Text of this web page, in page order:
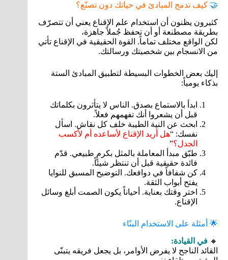
🤝 كيف تدمج المبادئ في حياتك دون تصنّع؟
كثيرون يظنون أن استخدام علم الإقناع يعني أن تتصرّف
بطريقة مصطنعة أو أن تحفظ جُملاً جاهزة،
لكن الواقع مختلف تماماً. القوة الحقيقية في الإقناع تأتي
من الانسجام بين شخصيتك ورسالتك.
إليك بعض الخطوات البسيطة لتطبيق المبادئ الستة
بذكاء يومياً:
ابدأ بالاستماع بصدق. الناس لا يتأثرون بكلماتك
قبل أن يشعروا أنك تفهمهم فعلاً.
ابحث عن النية الطيبة خلف كل نقاش. اسأل
نفسك: “هل أريد الإقناع لأساعده أم لأكسب
الجدل؟”
طبّق مبدأ المعاملة بالمثل بكرمٍ طبيعي. قدّم
فائدة حقيقية قبل أن تنتظر شيئاً.
كن شفافاً في دوافعك. التوضيح المسبق للنوايا
يفتح أبواب الثقة.
اختر وقتك بعناية. أحياناً يكون الصمت أبلغ وسائل
الإقناع.
🌟 أمثلة على الاستخدام البنّاء
🔸 في القيادة:
القائد الناجح لا يفرض الأوامر، بل يجعل فريقه يتبنّى